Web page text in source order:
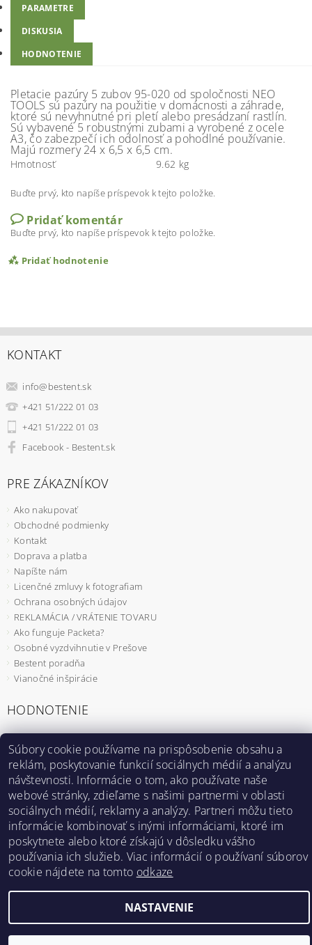
PARAMETRE
DISKUSIA
HODNOTENIE
Pletacie pazúry 5 zubov 95-020 od spoločnosti NEO
TOOLS sú pazúry na použitie v domácnosti a záhrade,
ktoré sú nevyhnutné pri pletí alebo presádzaní rastlín.
Sú vybavené 5 robustnými zubami a vyrobené z ocele
A3, čo zabezpečí ich odolnosť a pohodlné používanie.
Majú rozmery 24 x 6,5 x 6,5 cm.
Hmotnosť 9.62 kg
Buďte prvý, kto napíše príspevok k tejto položke.
Pridať komentár
Buďte prvý, kto napíše príspevok k tejto položke.
Pridať hodnotenie
KONTAKT
info@bestent.sk
+421 51/222 01 03
+421 51/222 01 03
Facebook - Bestent.sk
PRE ZÁKAZNÍKOV
Ako nakupovať
Obchodné podmienky
Kontakt
Doprava a platba
Napíšte nám
Licenčné zmluvy k fotografiam
Ochrana osobných údajov
REKLAMÁCIA / VRÁTENIE TOVARU
Ako funguje Packeta?
Osobné vyzdvihnutie v Prešove
Bestent poradňa
Vianočné inšpirácie
HODNOTENIE
Záhradný fóliovník 2x2m s UV filtrom STANDARD
| MmzHrrdb
1
Bestent.cz | Heureka.sk
2026 ©BESTENT.sk, všetky práva vyhradené
Vytvoril Shoptet
Súbory cookie používame na prispôsobenie obsahu a
reklám, poskytovanie funkcií sociálnych médií a analýzu
návštevnosti. Informácie o tom, ako používate naše
webové stránky, zdieľame s našimi partnermi v oblasti
sociálnych médií, reklamy a analýzy. Partneri môžu tieto
informácie kombinovať s inými informáciami, ktoré im
poskytnete alebo ktoré získajú v dôsledku vášho
používania ich služieb. Viac informácií o používaní súborov
cookie nájdete na tomto odkaze
NASTAVENIE